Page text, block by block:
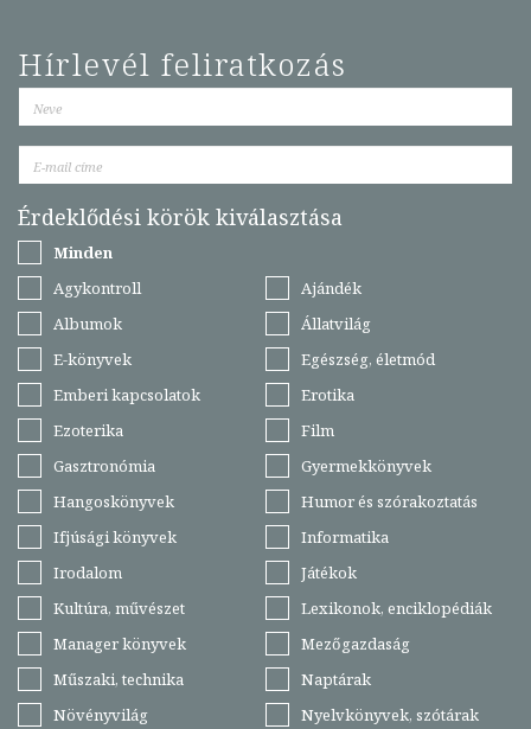
Hírlevél feliratkozás
Érdeklődési körök kiválasztása
Minden
Agykontroll
Ajándék
Albumok
Állatvilág
E-könyvek
Egészség, életmód
Emberi kapcsolatok
Erotika
Ezoterika
Film
Gasztronómia
Gyermekkönyvek
Hangoskönyvek
Humor és szórakoztatás
Ifjúsági könyvek
Informatika
Irodalom
Játékok
Kultúra, művészet
Lexikonok, enciklopédiák
Manager könyvek
Mezőgazdaság
Műszaki, technika
Naptárak
Növényvilág
Nyelvkönyvek, szótárak